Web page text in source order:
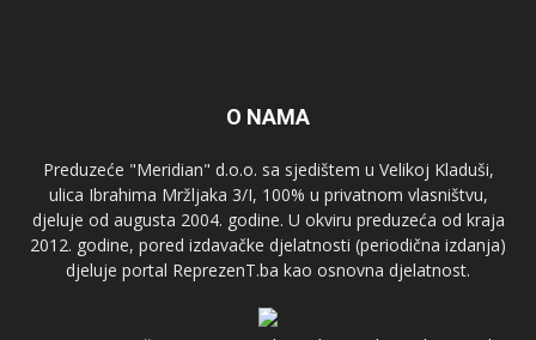
O NAMA
Preduzeće "Meridian" d.o.o. sa sjedištem u Velikoj Kladuši,
ulica Ibrahima Mržljaka 3/I, 100% u privatnom vlasništvu,
djeluje od augusta 2004. godine. U okviru preduzeća od kraja
2012. godine, pored izdavačke djelatnosti (periodična izdanja)
djeluje portal ReprezenT.ba kao osnovna djelatnost.